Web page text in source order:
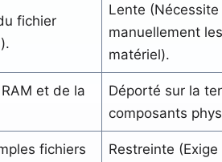
fichier
Lente
manuellement
matériel).
et de la
Déporté sur la
composants
fichiers
Restreinte